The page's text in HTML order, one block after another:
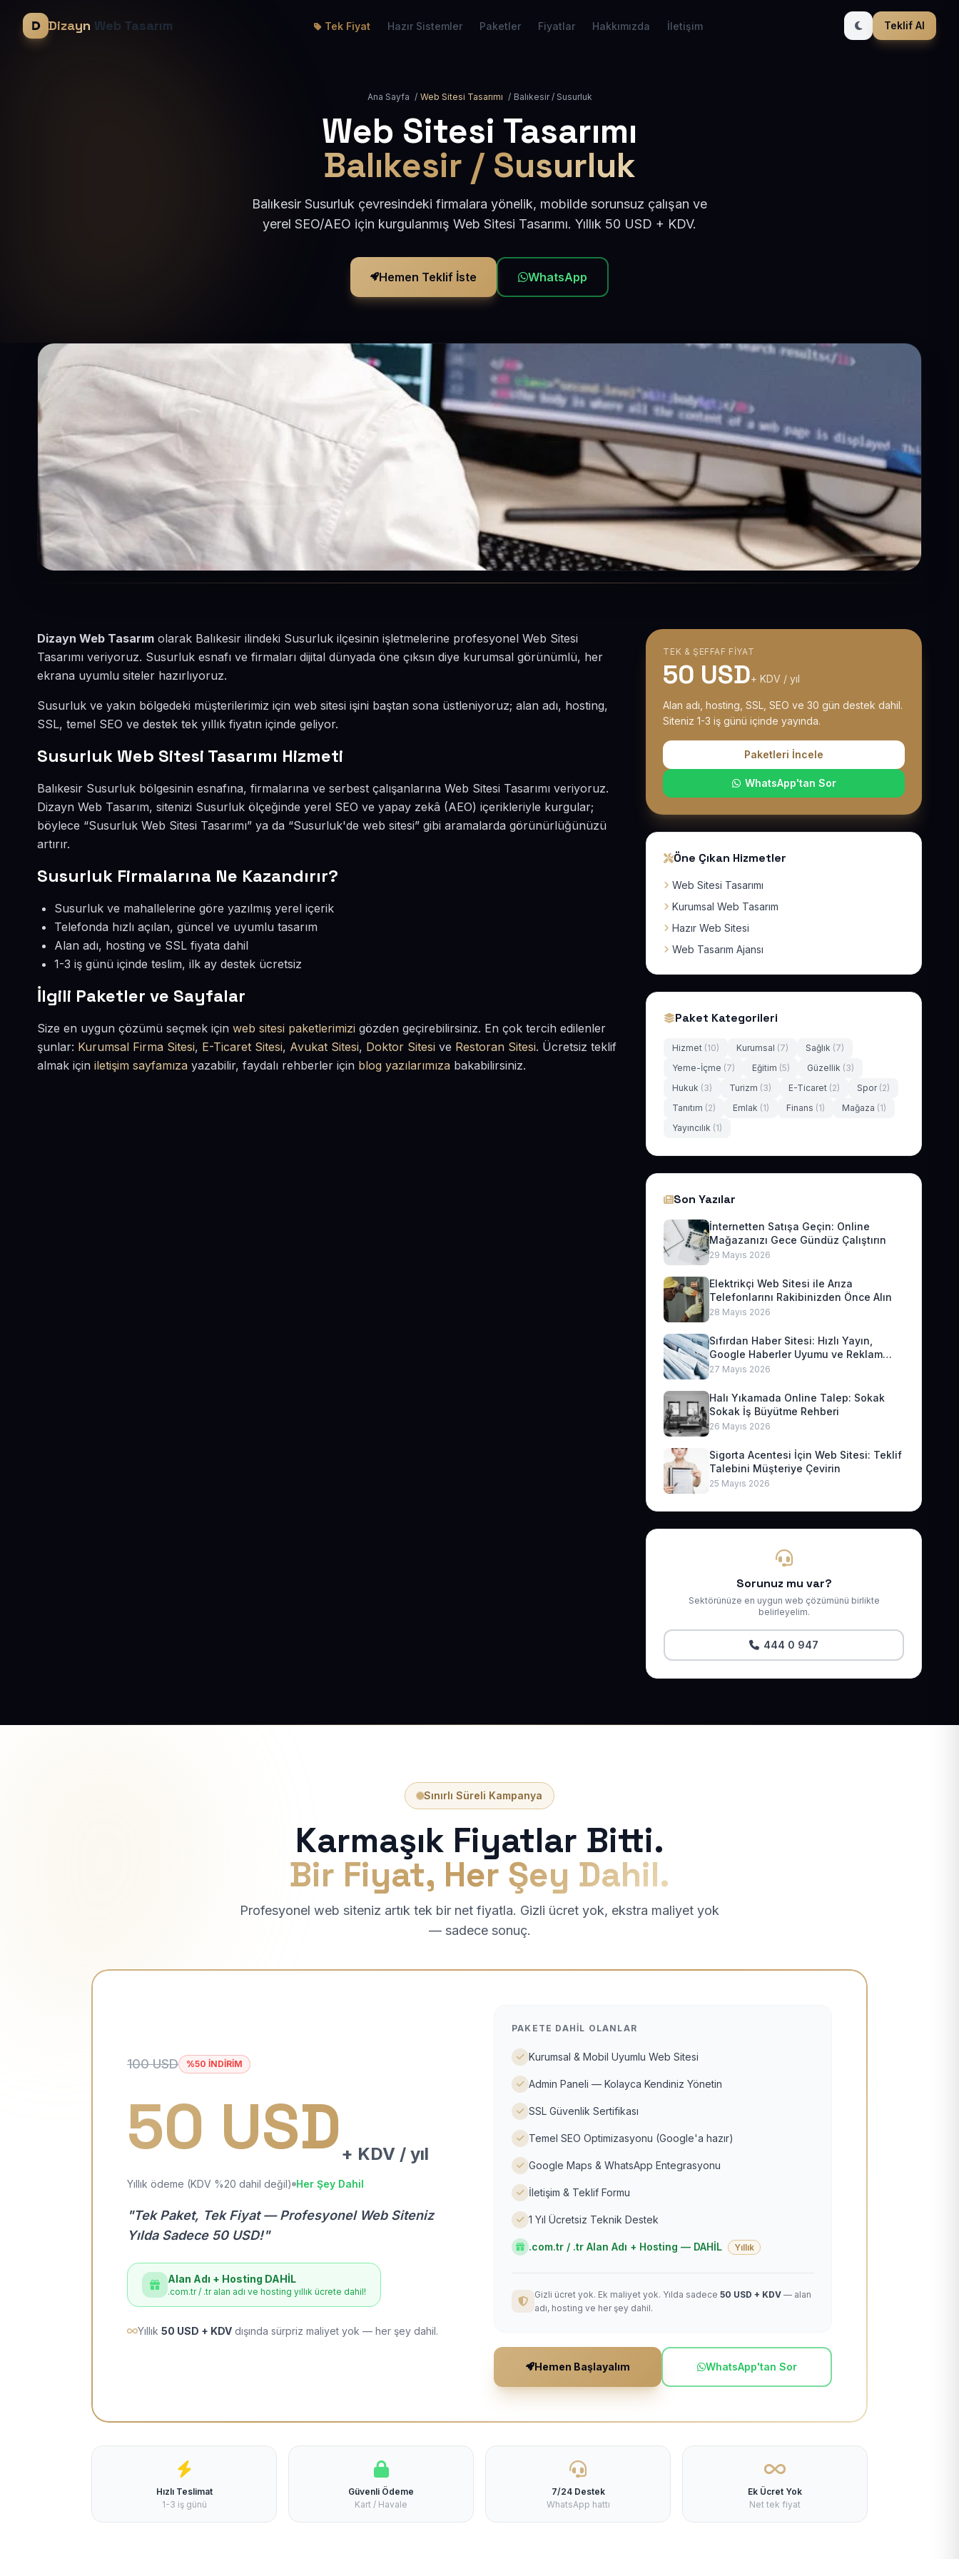
Dizayn Web Tasarım Tek Fiyat Hazır Sistemler Paketler Fiyatlar Hakkımızda İletişim Teklif Al
Ana Sayfa / Web Sitesi Tasarımı / Balıkesir / Susurluk
Web Sitesi Tasarımı
Balıkesir / Susurluk
Balıkesir Susurluk çevresindeki firmalara yönelik, mobilde sorunsuz çalışan ve
yerel SEO/AEO için kurgulanmış Web Sitesi Tasarımı. Yıllık 50 USD + KDV.
Hemen Teklif İste WhatsApp
Dizayn Web Tasarım olarak Balıkesir ilindeki Susurluk ilçesinin işletmelerine profesyonel Web Sitesi
Tasarımı veriyoruz. Susurluk esnafı ve firmaları dijital dünyada öne çıksın diye kurumsal görünümlü, her
ekrana uyumlu siteler hazırlıyoruz.
Susurluk ve yakın bölgedeki müşterilerimiz için web sitesi işini baştan sona üstleniyoruz; alan adı, hosting,
SSL, temel SEO ve destek tek yıllık fiyatın içinde geliyor.
Susurluk Web Sitesi Tasarımı Hizmeti
Balıkesir Susurluk bölgesinin esnafına, firmalarına ve serbest çalışanlarına Web Sitesi Tasarımı veriyoruz.
Dizayn Web Tasarım, sitenizi Susurluk ölçeğinde yerel SEO ve yapay zekâ (AEO) içerikleriyle kurgular;
böylece “Susurluk Web Sitesi Tasarımı” ya da “Susurluk'de web sitesi” gibi aramalarda görünürlüğünüzü
artırır.
Susurluk Firmalarına Ne Kazandırır?
Susurluk ve mahallelerine göre yazılmış yerel içerik
Telefonda hızlı açılan, güncel ve uyumlu tasarım
Alan adı, hosting ve SSL fiyata dahil
1-3 iş günü içinde teslim, ilk ay destek ücretsiz
İlgili Paketler ve Sayfalar
Size en uygun çözümü seçmek için web sitesi paketlerimizi gözden geçirebilirsiniz. En çok tercih edilenler
şunlar: Kurumsal Firma Sitesi, E-Ticaret Sitesi, Avukat Sitesi, Doktor Sitesi ve Restoran Sitesi. Ücretsiz teklif
almak için iletişim sayfamıza yazabilir, faydalı rehberler için blog yazılarımıza bakabilirsiniz.
TEK & ŞEFFAF FIYAT
50 USD+ KDV / yıl
Alan adı, hosting, SSL, SEO ve 30 gün destek dahil.
Siteniz 1-3 iş günü içinde yayında.
Paketleri İncele
WhatsApp'tan Sor
Öne Çıkan Hizmetler
Web Sitesi Tasarımı
Kurumsal Web Tasarım
Hazır Web Sitesi
Web Tasarım Ajansı
Paket Kategorileri
Hizmet (10) Kurumsal (7) Sağlık (7)
Yeme-İçme (7) Eğitim (5) Güzellik (3)
Hukuk (3) Turizm (3) E-Ticaret (2) Spor (2)
Tanıtım (2) Emlak (1) Finans (1) Mağaza (1)
Yayıncılık (1)
Son Yazılar
İnternetten Satışa Geçin: Online
Mağazanızı Gece Gündüz Çalıştırın
29 Mayıs 2026
Elektrikçi Web Sitesi ile Arıza
Telefonlarını Rakibinizden Önce Alın
28 Mayıs 2026
Sıfırdan Haber Sitesi: Hızlı Yayın,
Google Haberler Uyumu ve Reklam
Geliri
27 Mayıs 2026
Halı Yıkamada Online Talep: Sokak
Sokak İş Büyütme Rehberi
26 Mayıs 2026
Sigorta Acentesi İçin Web Sitesi: Teklif
Talebini Müşteriye Çevirin
25 Mayıs 2026
Sorunuz mu var?
Sektörünüze en uygun web çözümünü birlikte
belirleyelim.
444 0 947
Sınırlı Süreli Kampanya
Karmaşık Fiyatlar Bitti.
Bir Fiyat, Her Şey Dahil.
Profesyonel web siteniz artık tek bir net fiyatla. Gizli ücret yok, ekstra maliyet yok
— sadece sonuç.
100 USD %50 İNDİRİM
50 USD + KDV / yıl
Yıllık ödeme (KDV %20 dahil değil) Her Şey Dahil
"Tek Paket, Tek Fiyat — Profesyonel Web Siteniz
Yılda Sadece 50 USD!"
Alan Adı + Hosting DAHİL
.com.tr / .tr alan adı ve hosting yıllık ücrete dahil!
Yıllık 50 USD + KDV dışında sürpriz maliyet yok — her şey dahil.
PAKETE DAHIL OLANLAR
Kurumsal & Mobil Uyumlu Web Sitesi
Admin Paneli — Kolayca Kendiniz Yönetin
SSL Güvenlik Sertifikası
Temel SEO Optimizasyonu (Google'a hazır)
Google Maps & WhatsApp Entegrasyonu
İletişim & Teklif Formu
1 Yıl Ücretsiz Teknik Destek
.com.tr / .tr Alan Adı + Hosting — DAHİL Yıllık
Gizli ücret yok. Ek maliyet yok. Yılda sadece 50 USD + KDV — alan
adı, hosting ve her şey dahil.
Hemen Başlayalım WhatsApp'tan Sor
Hızlı Teslimat
1-3 iş günü
Güvenli Ödeme
Kart / Havale
7/24 Destek
WhatsApp hattı
Ek Ücret Yok
Net tek fiyat